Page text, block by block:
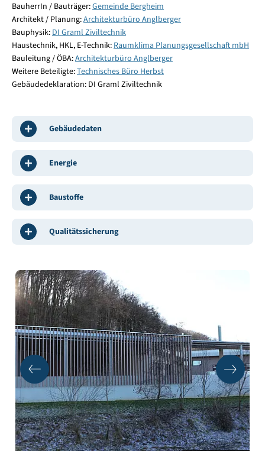
BauherrIn / Bauträger:Gemeinde Bergheim
Architekt / Planung:Architekturbüro Anglberger
Bauphysik:DI Graml Ziviltechnik
Haustechnik, HKL, E-Technik:Raumklima Planungsgesellschaft mbH
Bauleitung / ÖBA:Architekturbüro Anglberger
Weitere Beteiligte:Technisches Büro Herbst
Gebäudedeklaration: DI Graml Ziviltechnik
Gebäudedaten
Energie
Baustoffe
Qualitätssicherung